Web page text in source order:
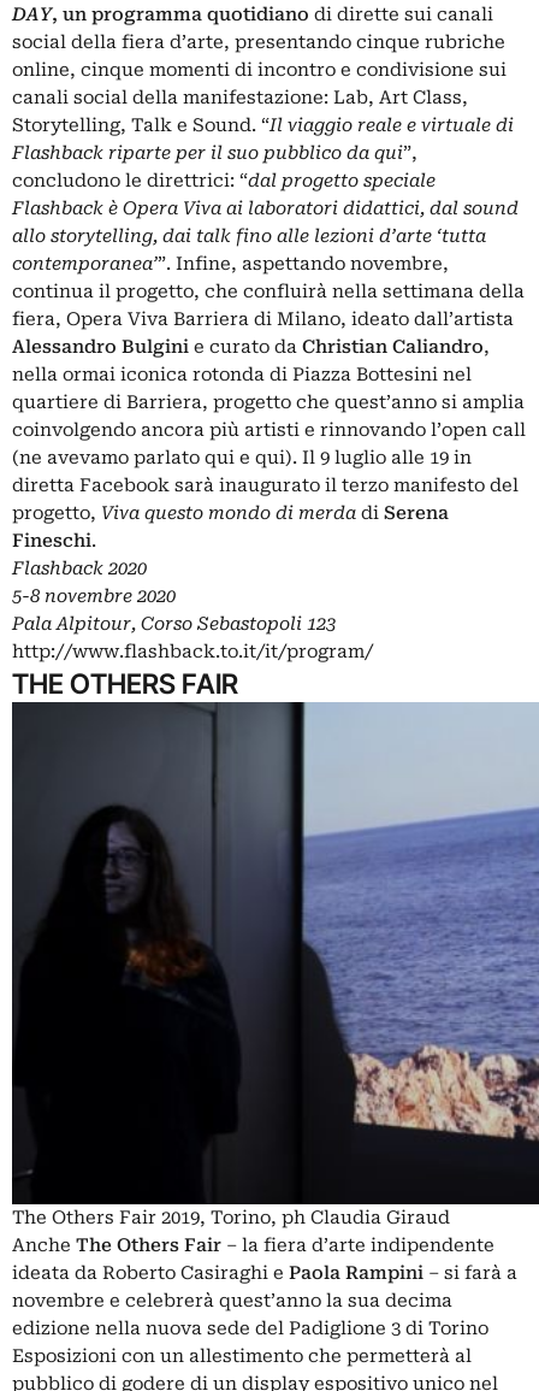
DAY, un programma quotidiano di dirette sui canali
social della fiera d’arte, presentando cinque rubriche
online, cinque momenti di incontro e condivisione sui
canali social della manifestazione: Lab, Art Class,
Storytelling, Talk e Sound. “Il viaggio reale e virtuale di
Flashback riparte per il suo pubblico da qui”,
concludono le direttrici: “dal progetto speciale
Flashback è Opera Viva ai laboratori didattici, dal sound
allo storytelling, dai talk fino alle lezioni d’arte ‘tutta
contemporanea’”. Infine, aspettando novembre,
continua il progetto, che confluirà nella settimana della
fiera, Opera Viva Barriera di Milano, ideato dall’artista
Alessandro Bulgini e curato da Christian Caliandro,
nella ormai iconica rotonda di Piazza Bottesini nel
quartiere di Barriera, progetto che quest’anno si amplia
coinvolgendo ancora più artisti e rinnovando l’open call
(ne avevamo parlato qui e qui). Il 9 luglio alle 19 in
diretta Facebook sarà inaugurato il terzo manifesto del
progetto, Viva questo mondo di merda di Serena
Fineschi.
Flashback 2020
5-8 novembre 2020
Pala Alpitour, Corso Sebastopoli 123
http://www.flashback.to.it/it/program/
THE OTHERS FAIR
The Others Fair 2019, Torino, ph Claudia Giraud
Anche The Others Fair – la fiera d’arte indipendente
ideata da Roberto Casiraghi e Paola Rampini – si farà a
novembre e celebrerà quest’anno la sua decima
edizione nella nuova sede del Padiglione 3 di Torino
Esposizioni con un allestimento che permetterà al
pubblico di godere di un display espositivo unico nel